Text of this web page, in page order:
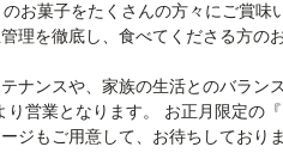
お菓子をたくさんの方々にご賞
理を徹底し、食べてくださる方の
ナンスや、家族の生活とのバラン
り営業となります。 お正月限定の
ジもご用意して、お待ちしておりま